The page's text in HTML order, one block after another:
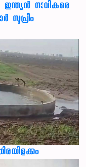
നാവികരെ
സുപ്രീം